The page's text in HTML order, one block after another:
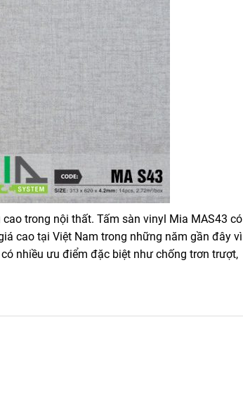
trong nội thất. Tấm sàn vinyl Mia MAS43 có
cao tại Việt Nam trong những năm gần đây vì
nhiều ưu điểm đặc biệt như chống trơn trượt,